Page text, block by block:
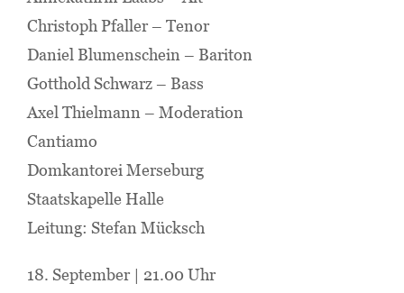
Christoph Pfaller – Tenor
Daniel Blumenschein – Bariton
Gotthold Schwarz – Bass
Axel Thielmann – Moderation
Cantiamo
Domkantorei Merseburg
Staatskapelle Halle
Leitung: Stefan Mücksch
18. September | 21.00 Uhr